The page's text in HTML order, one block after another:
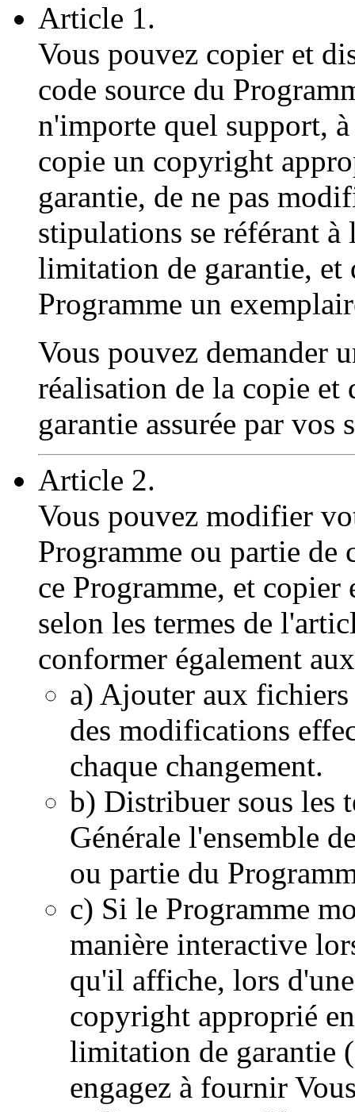
Article 1.
Vous pouvez copier et
code source du
n'importe quel support,
copie un copyright
garantie, de ne pas
stipulations se référant à
limitation de garantie, et
Programme un
Vous pouvez demander
réalisation de la copie et
garantie assurée par vos
Article 2.
Vous pouvez modifier
Programme ou partie
ce Programme, et
selon les termes de
conformer également
a) Ajouter aux
des modifications
chaque changement.
b) Distribuer sous les
Générale l'ensemble
ou partie du
c) Si le Programme
manière interactive
qu'il affiche, lors
copyright approprié
limitation de garantie
engagez à fournir